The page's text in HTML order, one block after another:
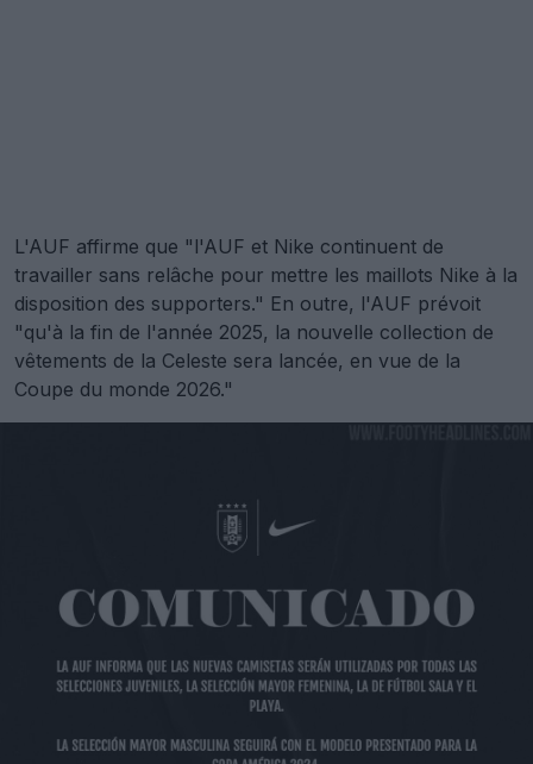
L'AUF affirme que "l'AUF et Nike continuent de
travailler sans relâche pour mettre les maillots Nike à la
disposition des supporters." En outre, l'AUF prévoit
"qu'à la fin de l'année 2025, la nouvelle collection de
vêtements de la Celeste sera lancée, en vue de la
Coupe du monde 2026."